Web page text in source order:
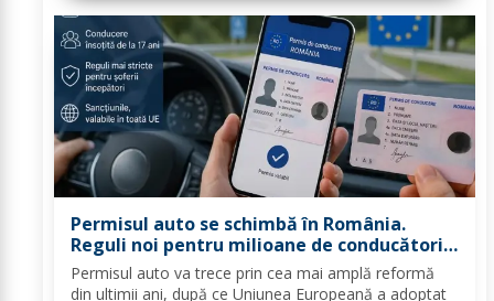
Permisul auto se schimbă în România.
Reguli noi pentru milioane de conducători
auto
Permisul auto va trece prin cea mai amplă reformă
din ultimii ani, după ce Uniunea Europeană a adoptat